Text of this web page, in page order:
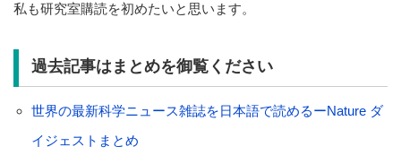
私も研究室購読を初めたいと思います。
過去記事はまとめを御覧ください
世界の最新科学ニュース雑誌を日本語で読めるーNature ダ
イジェストまとめ